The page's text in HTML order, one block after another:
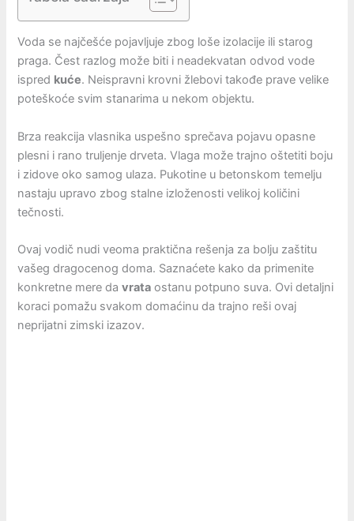
Voda se najčešće pojavljuje zbog loše izolacije ili starog
praga. Čest razlog može biti i neadekvatan odvod vode
ispred kuće. Neispravni krovni žlebovi takođe prave velike
poteškoće svim stanarima u nekom objektu.
Brza reakcija vlasnika uspešno sprečava pojavu opasne
plesni i rano truljenje drveta. Vlaga može trajno oštetiti boju
i zidove oko samog ulaza. Pukotine u betonskom temelju
nastaju upravo zbog stalne izloženosti velikoj količini
tečnosti.
Ovaj vodič nudi veoma praktična rešenja za bolju zaštitu
vašeg dragocenog doma. Saznaćete kako da primenite
konkretne mere davrata ostanu potpuno suva. Ovi detaljni
koraci pomažu svakom domaćinu da trajno reši ovaj
neprijatni zimski izazov.